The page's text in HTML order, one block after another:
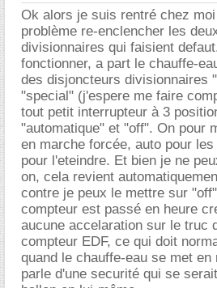
Ok alors je suis rentré chez
problème re-enclencher les
divisionnaires qui faisient
fonctionner, a part le chauffe-
des disjoncteurs divisionnaires
"special" (j'espere me faire
tout petit interrupteur à 3
"automatique" et "off". On pour
en marche forcée, auto pour
pour l'eteindre. Et bien je ne
on, cela revient
contre je peux le mettre sur
compteur est passé en heure
aucune accelaration sur le truc
compteur EDF, ce qui doit
quand le chauffe-eau se met
parle d'une securité qui se